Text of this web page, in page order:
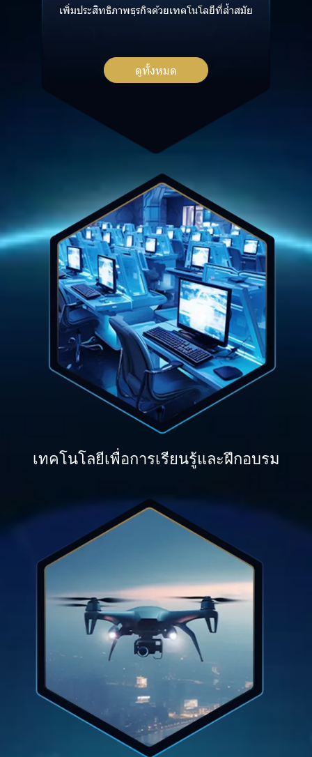
เพิ่มประสิทธิภาพธุรกิจด้วยเทคโนโลยีที่ล้ำสมัย
ดูทั้งหมด
เทคโนโลยีเพื่อการเรียนรู้และฝึกอบรม